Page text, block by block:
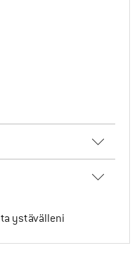
ystävälleni